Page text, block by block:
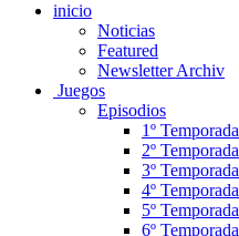
inicio
Noticias
Featured
Newsletter Archiv
Juegos
Episodios
1º Temporada
2º Temporada
3º Temporada
4º Temporada
5º Temporada
6º Temporada